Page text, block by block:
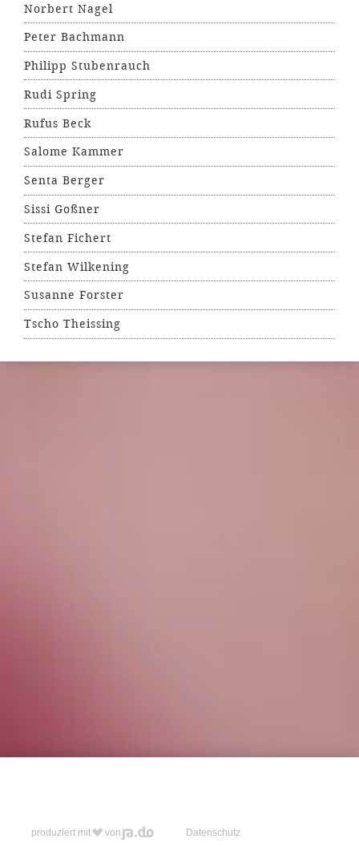
Norbert Nagel
Peter Bachmann
Philipp Stubenrauch
Rudi Spring
Rufus Beck
Salome Kammer
Senta Berger
Sissi Goßner
Stefan Fichert
Stefan Wilkening
Susanne Forster
Tscho Theissing
produziert mit von Datenschutz